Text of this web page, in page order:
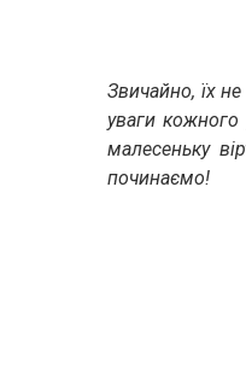
Звичайно, їх
уваги
малесеньку
починаємо!